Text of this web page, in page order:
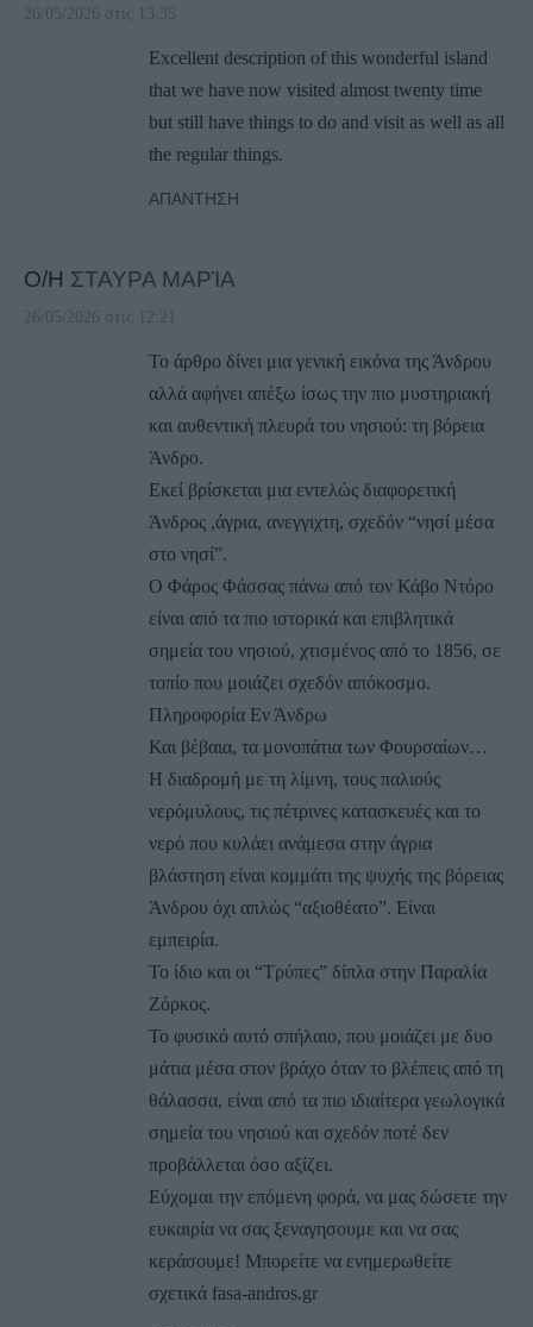
26/05/2026 στις 13:35
Excellent description of this wonderful island
that we have now visited almost twenty time
but still have things to do and visit as well as all
the regular things.
ΑΠΆΝΤΗΣΗ
Ο/Η ΣΤΑΥΡΑ ΜΑΡΊΑ
26/05/2026 στις 12:21
Το άρθρο δίνει μια γενική εικόνα της Άνδρου
αλλά αφήνει απέξω ίσως την πιο μυστηριακή
και αυθεντική πλευρά του νησιού: τη βόρεια
Άνδρο.
Εκεί βρίσκεται μια εντελώς διαφορετική
Άνδρος ,άγρια, ανεγγιχτη, σχεδόν “νησί μέσα
στο νησί”.
Ο Φάρος Φάσσας πάνω από τον Κάβο Ντόρο
είναι από τα πιο ιστορικά και επιβλητικά
σημεία του νησιού, χτισμένος από το 1856, σε
τοπίο που μοιάζει σχεδόν απόκοσμο.
Πληροφορία Εν Άνδρω
Και βέβαια, τα μονοπάτια των Φουρσαίων…
Η διαδρομή με τη λίμνη, τους παλιούς
νερόμυλους, τις πέτρινες κατασκευές και το
νερό που κυλάει ανάμεσα στην άγρια
βλάστηση είναι κομμάτι της ψυχής της βόρειας
Άνδρου όχι απλώς “αξιοθέατο”. Είναι
εμπειρία.
Το ίδιο και οι “Τρύπες” δίπλα στην Παραλία
Ζόρκος.
Το φυσικό αυτό σπήλαιο, που μοιάζει με δυο
μάτια μέσα στον βράχο όταν το βλέπεις από τη
θάλασσα, είναι από τα πιο ιδιαίτερα γεωλογικά
σημεία του νησιού και σχεδόν ποτέ δεν
προβάλλεται όσο αξίζει.
Εύχομαι την επόμενη φορά, να μας δώσετε την
ευκαιρία να σας ξεναγησουμε και να σας
κεράσουμε! Μπορείτε να ενημερωθείτε
σχετικά fasa-andros.gr